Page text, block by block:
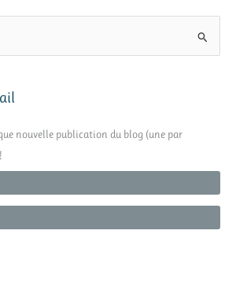
nouvelle publication du blog (une par